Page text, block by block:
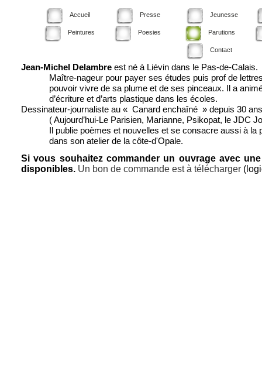
Jean-Michel Delambre est né à Liévin dans le Pas-de-Calais.
Maître-nageur pour payer ses études puis prof de
pouvoir vivre de sa plume et de ses pinceaux. Il a animé
d’écriture et d’arts plastique dans les écoles.
Dessinateur-journaliste au « Canard enchaîné » depuis 30
( Aujourd’hui-Le Parisien, Marianne, Psikopat, le JDC
Il publie poèmes et nouvelles et se consacre aussi à la
dans son atelier de la côte-d'Opale.
Si vous souhaitez commander un ouvrage avec
disponibles. Un bon de commande est à télécharger
Accueil Presse Jeunesse
Peintures Poesies Parutions
Contact